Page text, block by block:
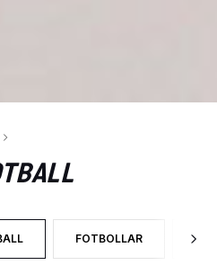
SORTERAS DET EFTER
FOTBOLLAR
SORTERA EFTER